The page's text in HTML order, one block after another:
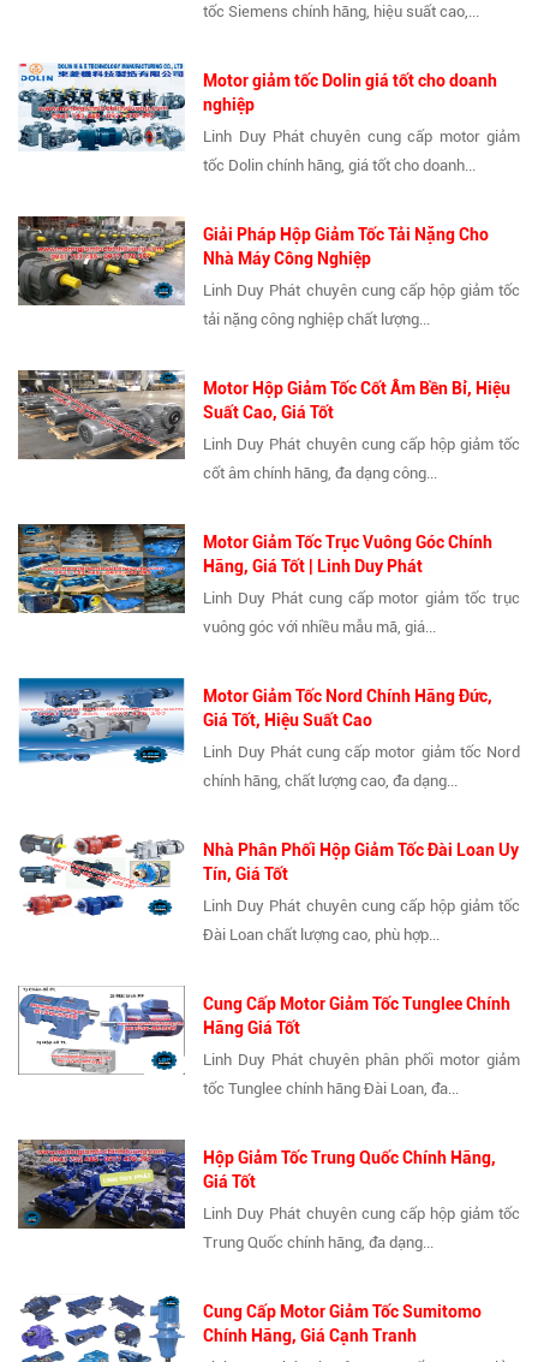
tốc Siemens chính hãng, hiệu suất cao,...
Motor giảm tốc Dolin giá tốt cho doanh
nghiệp
Linh Duy Phát chuyên cung cấp motor giảm
tốc Dolin chính hãng, giá tốt cho doanh...
Giải Pháp Hộp Giảm Tốc Tải Nặng Cho
Nhà Máy Công Nghiệp
Linh Duy Phát chuyên cung cấp hộp giảm tốc
tải nặng công nghiệp chất lượng...
Motor Hộp Giảm Tốc Cốt Âm Bền Bỉ, Hiệu
Suất Cao, Giá Tốt
Linh Duy Phát chuyên cung cấp hộp giảm tốc
cốt âm chính hãng, đa dạng công...
Motor Giảm Tốc Trục Vuông Góc Chính
Hãng, Giá Tốt | Linh Duy Phát
Linh Duy Phát cung cấp motor giảm tốc trục
vuông góc với nhiều mẫu mã, giá...
Motor Giảm Tốc Nord Chính Hãng Đức,
Giá Tốt, Hiệu Suất Cao
Linh Duy Phát cung cấp motor giảm tốc Nord
chính hãng, chất lượng cao, đa dạng...
Nhà Phân Phối Hộp Giảm Tốc Đài Loan Uy
Tín, Giá Tốt
Linh Duy Phát chuyên cung cấp hộp giảm tốc
Đài Loan chất lượng cao, phù hợp...
Cung Cấp Motor Giảm Tốc Tunglee Chính
Hãng Giá Tốt
Linh Duy Phát chuyên phân phối motor giảm
tốc Tunglee chính hãng Đài Loan, đa...
Hộp Giảm Tốc Trung Quốc Chính Hãng,
Giá Tốt
Linh Duy Phát chuyên cung cấp hộp giảm tốc
Trung Quốc chính hãng, đa dạng...
Cung Cấp Motor Giảm Tốc Sumitomo
Chính Hãng, Giá Cạnh Tranh